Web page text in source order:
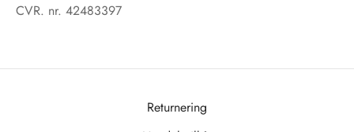
CVR. nr. 42483397
Returnering